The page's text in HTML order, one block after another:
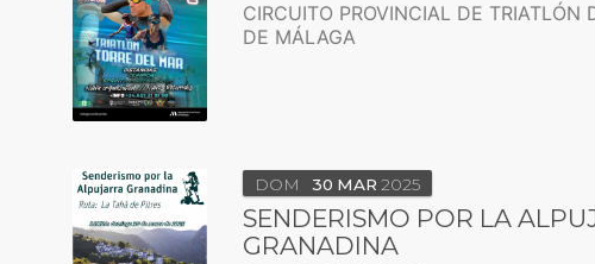
CIRCUITO PROVINCIAL DE TRIATLÓN
DE MÁLAGA
DOM 30 MAR 2025
SENDERISMO POR LA
GRANADINA